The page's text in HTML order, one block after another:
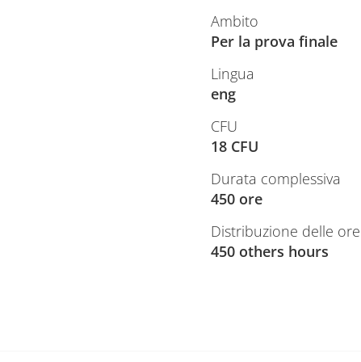
Ambito
Per la prova finale
Lingua
eng
CFU
18 CFU
Durata complessiva
450 ore
Distribuzione delle ore
450 others hours